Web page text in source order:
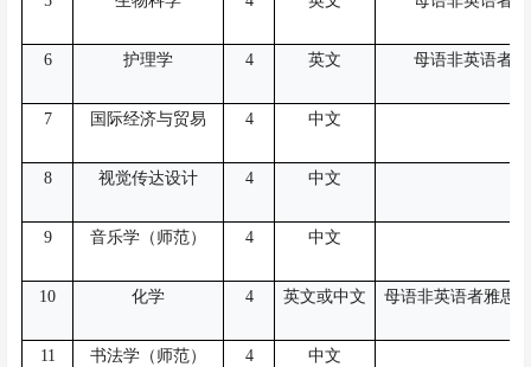
6 护理学 4 英文 母语非英语者
7 国际经济与贸易 4 中文
8 视觉传达设计 4 中文
9 音乐学（师范） 4 中文
10 化学 4 英文或中文 母语非英语者雅思
11 书法学（师范） 4 中文